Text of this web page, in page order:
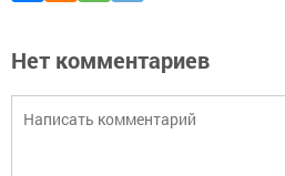
Нет комментариев